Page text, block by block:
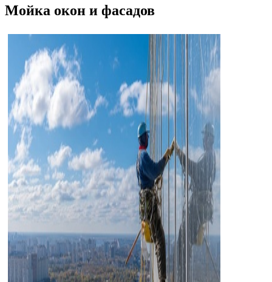
Мойка окон и фасадов